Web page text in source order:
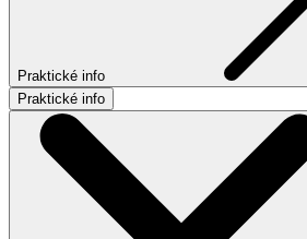
Praktické info
Praktické info